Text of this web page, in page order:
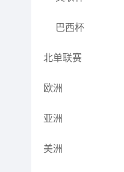
巴西杯
北单联赛
欧洲
亚洲
美洲